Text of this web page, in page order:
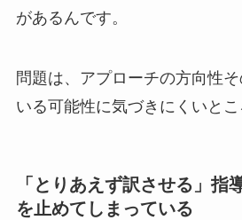
があるんです。
問題は、アプローチの方向性
いる可能性に気づきにくいとこ
「とりあえず訳させる」指
を止めてしまっている